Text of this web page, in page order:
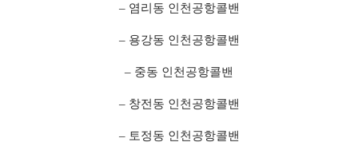
– 염리동 인천공항콜밴
– 용강동 인천공항콜밴
– 중동 인천공항콜밴
– 창전동 인천공항콜밴
– 토정동 인천공항콜밴